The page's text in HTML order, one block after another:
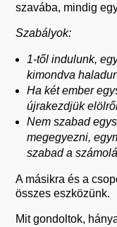
szavába, mindig
Szabályok:
1-től indulunk,
kimondva
Ha két ember
újrakezdjük
Nem szabad
megegyezni,
szabad a
A másikra és a
összes eszközünk.
Mit gondoltok,